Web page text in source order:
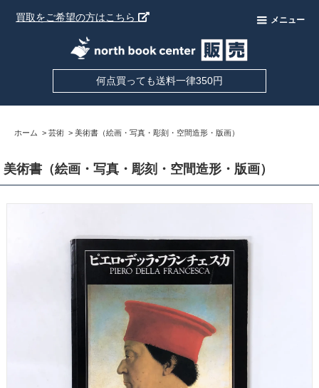
買取をご希望の方はこちら メニュー
何点買っても送料一律350円
ホーム > 芸術 > 美術書（絵画・写真・彫刻・空間造形・版画）
美術書（絵画・写真・彫刻・空間造形・版画）